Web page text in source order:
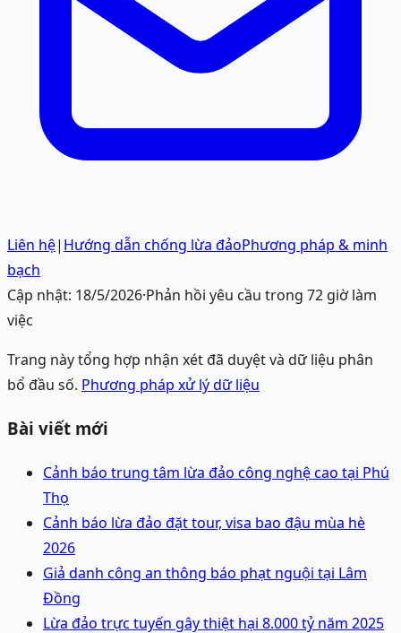
Liên hệ| Hướng dẫn chống lừa đảoPhương pháp & minh
bạch
Cập nhật: 18/5/2026·Phản hồi yêu cầu trong 72 giờ làm
việc
Trang này tổng hợp nhận xét đã duyệt và dữ liệu phân
bổ đầu số. Phương pháp xử lý dữ liệu
Bài viết mới
Cảnh báo trung tâm lừa đảo công nghệ cao tại Phú
Thọ
Cảnh báo lừa đảo đặt tour, visa bao đậu mùa hè
2026
Giả danh công an thông báo phạt nguội tại Lâm
Đồng
Lừa đảo trực tuyến gây thiệt hại 8.000 tỷ năm 2025